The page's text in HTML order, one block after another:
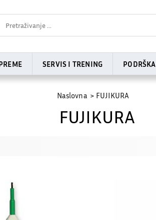
SERVIS I TRENING PODRŠKA
Naslovna FUJIKURA
FUJIKURA